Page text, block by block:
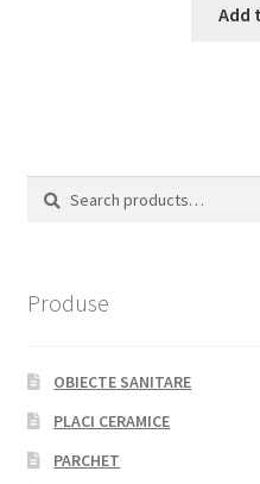
Add
Search
Search
Produse
OBIECTE SANITARE
PLACI CERAMICE
PARCHET